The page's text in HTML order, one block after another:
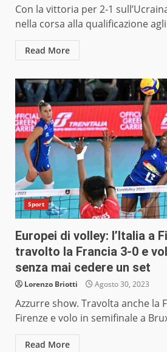
Con la vittoria per 2-1
nella corsa alla qualificazione
Read More
Sport
Europei di volley: l’Italia a
travolto la Francia 3-0 e
senza mai cedere un set
Lorenzo Briotti Agosto 30, 2023
Azzurre show. Travolta anche la
Firenze e volo in semifinale a
Read More